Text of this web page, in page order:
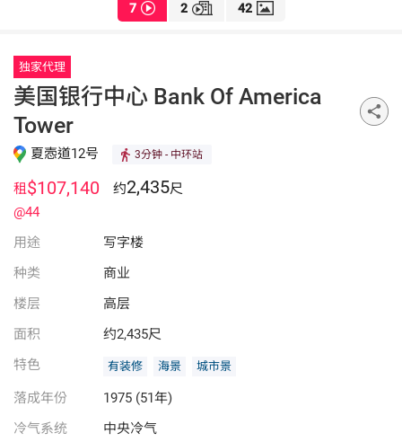
7 2 42
美国银行中心 Bank Of America
Tower
独家代理
夏悫道12号 3分钟 - 中环站
租$107,140
@44
约2,435尺
用途
写字楼
种类
商业
楼层
高层
面积
约2,435尺
特色
有装修 海景 城市景
落成年份
1975 (51年)
冷气系统
中央冷气